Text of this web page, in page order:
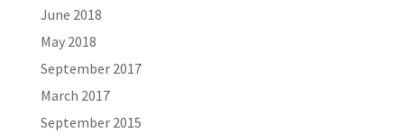
June 2018
May 2018
September 2017
March 2017
September 2015